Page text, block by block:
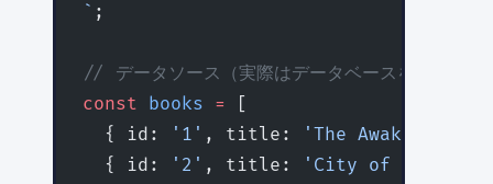
` ;
// データソース（実際はデータベースを使用）
const books = [
  { id:
'1' , title: 'The Awakening'
  { id:
'2' , title: 'City of Glass'